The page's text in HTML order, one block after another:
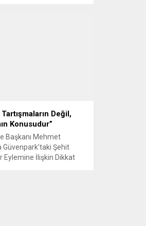
Değil,
Konusudur”
Başkanı Mehmet
Güvenpark’taki Şehit
Eylemine İlişkin Dikkat